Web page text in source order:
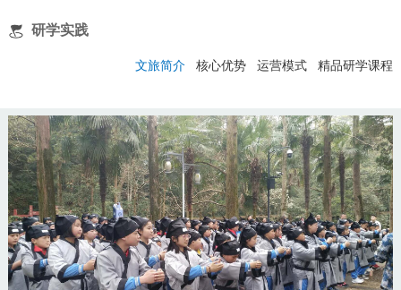
研学实践
文旅简介 核心优势 运营模式 精品研学课程